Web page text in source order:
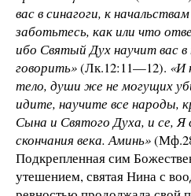
вас в синагоги, к
заботьтесь, как или что
ибо Святый Дух научит вас
говорить»(Лк.12:11—12). «И
тело, души же не могущих
идите, научите все народы,
Сына и Святого Духа, и се, Я
скончания века. Аминь»
Подкрепленная сим
утешением, святая Нина с